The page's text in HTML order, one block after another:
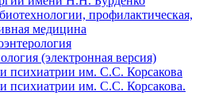
профилактическая,
медицина
(электронная версия)
психиатрии им. С.С. Корсакова
психиатрии им. С.С. Корсакова.